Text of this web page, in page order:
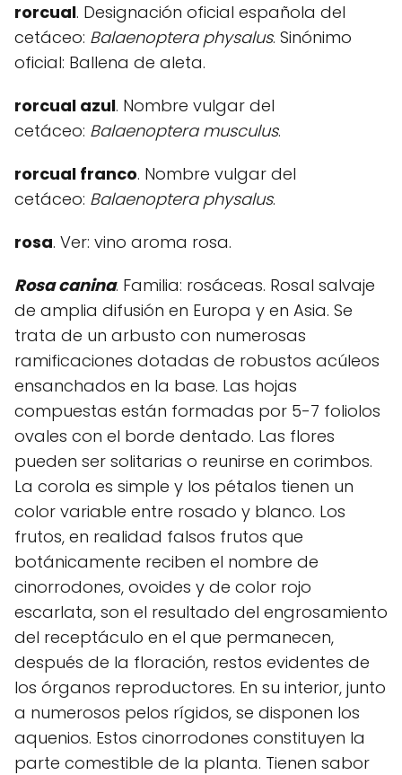
rorcual. Designación oficial española del
cetáceo: Balaenoptera physalus. Sinónimo
oficial: Ballena de aleta.
rorcual azul. Nombre vulgar del
cetáceo: Balaenoptera musculus.
rorcual franco. Nombre vulgar del
cetáceo: Balaenoptera physalus.
rosa. Ver: vino aroma rosa.
Rosa canina. Familia: rosáceas. Rosal salvaje
de amplia difusión en Europa y en Asia. Se
trata de un arbusto con numerosas
ramificaciones dotadas de robustos acúleos
ensanchados en la base. Las hojas
compuestas están formadas por 5-7 foliolos
ovales con el borde dentado. Las flores
pueden ser solitarias o reunirse en corimbos.
La corola es simple y los pétalos tienen un
color variable entre rosado y blanco. Los
frutos, en realidad falsos frutos que
botánicamente reciben el nombre de
cinorrodones, ovoides y de color rojo
escarlata, son el resultado del engrosamiento
del receptáculo en el que permanecen,
después de la floración, restos evidentes de
los órganos reproductores. En su interior, junto
a numerosos pelos rígidos, se disponen los
aquenios. Estos cinorrodones constituyen la
parte comestible de la planta. Tienen sabor